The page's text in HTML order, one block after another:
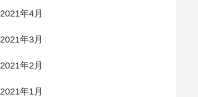
2021年4月
2021年3月
2021年2月
2021年1月